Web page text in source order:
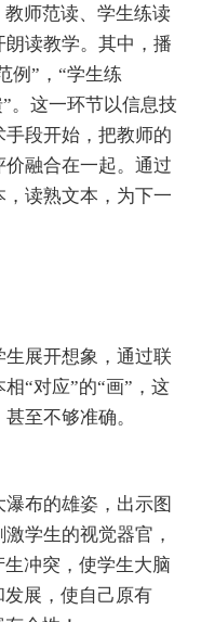
师范读、学生练读
读教学。其中，播
例”，“学生练
。这一环节以信息技
段开始，把教师的
融合在一起。通过
读熟文本，为下一
展开想象，通过联
“对应”的“画”，这
至不够准确。
布的雄姿，出示图
学生的视觉器官，
冲突，使学生大脑
发展，使自己原有